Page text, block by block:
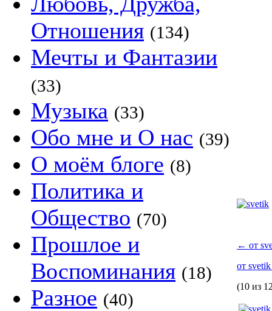
Отношения (134)
Мечты и Фантазии
(33)
Музыка (33)
Обо мне и О нас (39)
О моём блоге (8)
Политика и
Общество (70)
Прошлое и
Воспоминания (18)
Разное (40)
← от
от
(10 из